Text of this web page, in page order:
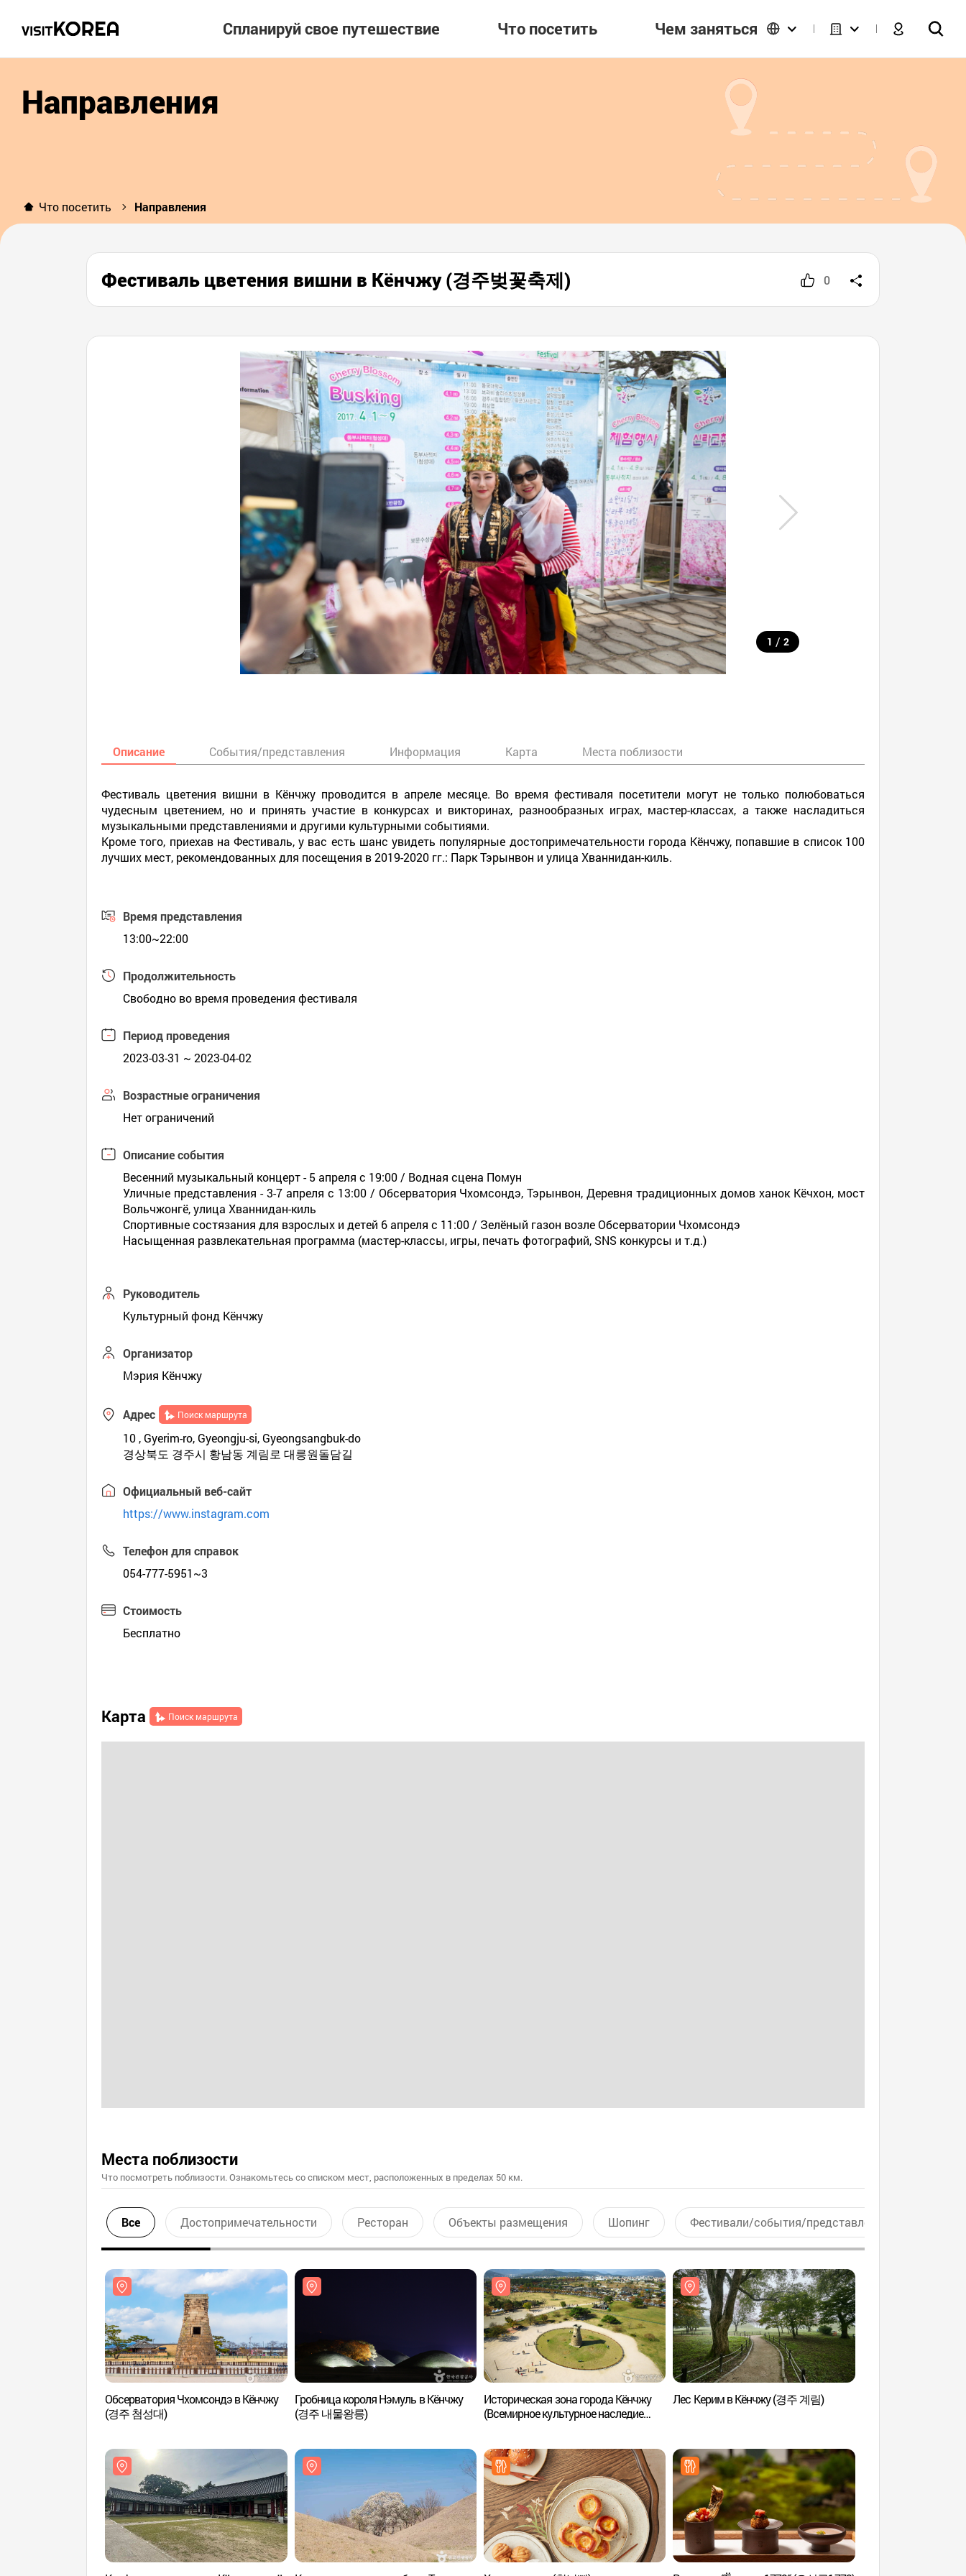
Спланируй свое путешествие Что посетить Чем заняться
Направления
Что посетить Направления
Фестиваль цветения вишни в Кёнчжу (경주벚꽃축제) 0
1 / 2
Описание События/представления Информация Карта Места поблизости
Фестиваль цветения вишни в Кёнчжу проводится в апреле месяце. Во время фестиваля посетители могут не только полюбоваться
чудесным цветением, но и принять участие в конкурсах и викторинах, разнообразных играх, мастер-классах, а также насладиться
музыкальными представлениями и другими культурными событиями.
Кроме того, приехав на Фестиваль, у вас есть шанс увидеть популярные достопримечательности города Кёнчжу, попавшие в список 100
лучших мест, рекомендованных для посещения в 2019-2020 гг.: Парк Тэрынвон и улица Хваннидан-киль.
Время представления
13:00~22:00
Продолжительность
Свободно во время проведения фестиваля
Период проведения
2023-03-31 ~ 2023-04-02
Возрастные ограничения
Нет ограничений
Описание события
Весенний музыкальный концерт - 5 апреля с 19:00 / Водная сцена Помун
Уличные представления - 3-7 апреля с 13:00 / Обсерватория Чхомсондэ, Тэрынвон, Деревня традиционных домов ханок Кёчхон, мост
Вольчжонгё, улица Хваннидан-киль
Спортивные состязания для взрослых и детей 6 апреля с 11:00 / Зелёный газон возле Обсерватории Чхомсондэ
Насыщенная развлекательная программа (мастер-классы, игры, печать фотографий, SNS конкурсы и т.д.)
Руководитель
Культурный фонд Кёнчжу
Организатор
Мэрия Кёнчжу
Адрес Поиск маршрута
10 , Gyerim-ro, Gyeongju-si, Gyeongsangbuk-do
경상북도 경주시 황남동 계림로 대릉원돌담길
Официальный веб-сайт
https://www.instagram.com
Телефон для справок
054-777-5951~3
Стоимость
Бесплатно
Карта Поиск маршрута
Места поблизости
Что посмотреть поблизости. Ознакомьтесь со списком мест, расположенных в пределах 50 км.
Все Достопримечательности Ресторан Объекты размещения Шопинг Фестивали/события/представления
Обсерватория Чхомсондэ в Кёнчжу
(경주 첨성대)
Гробница короля Нэмуль в Кёнчжу
(경주 내물왕릉)
Историческая зона города Кёнчжу
(Всемирное культурное наследие
Лес Керим в Кёнчжу (경주 계림)